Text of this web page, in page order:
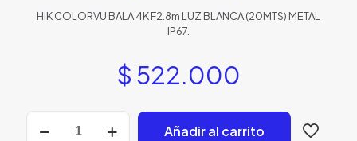
HIK COLORVU BALA 4K F2.8m LUZ BLANCA (20MTS) METAL
IP67.
$ 522.000
2CE10UF3T-
Añadir al carrito